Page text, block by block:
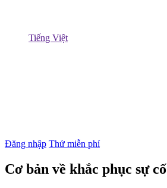
Tiếng Việt
Đăng nhập Thử miễn phí
Cơ bản về khắc phục sự cố